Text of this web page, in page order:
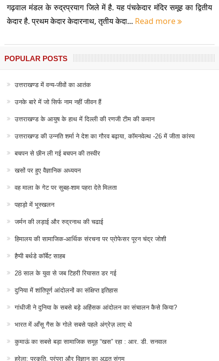
गढ़वाल मंडल के रुद्रप्रयाग जिले में है. यह पंचकेदार मंदिर समूह का द्वितीय
केदार है. प्रथम केदार केदारनाथ, तृतीय केदा... Read more
POPULAR POSTS
उत्तराखण्ड में वन्य-जीवों का आतंक
उनके बारे में जो सिर्फ नाम नहीं जीवन हैं
उत्तराखण्ड के आयुष के हाथ में दिल्ली की रणजी टीम की कमान
उत्तराखण्ड की उन्नति शर्मा ने देश का गौरव बढ़ाया, कॉमनवेल्थ -26 में जीता कांस्य
बचपन से छीन ली गई बचपन की तस्वीर
खसों पर हुए वैज्ञानिक अध्ययन
वह माला के गेट पर सुबह-शाम पहरा देते मिलता
पहाड़ो में भूस्खलन
जर्मन की लड़ाई और रुद्रनाथ की चढाई
हिमालय की सामाजिक-आर्थिक संरचना पर प्रोफेसर पूरन चंद्र जोशी
हैप्पी बर्थडे कॉर्बेट साहब
28 साल के युवा से जब टिहरी रियासत डर गई
दुनिया में शांतिपूर्ण आंदोलनों का संक्षिप्त इतिहास
गांधीजी ने दुनिया के सबसे बड़े अहिंसक आंदोलन का संचालन कैसे किया?
भारत में आँसू गैस के गोले सबसे पहले अंग्रेज़ लाए थे
कुमाऊं का सबसे बड़ा सामाजिक समूह “खस” रहा : आर. डी. सनवाल
हरेला: प्रकृति, परंपरा और विज्ञान का अद्भुत संगम